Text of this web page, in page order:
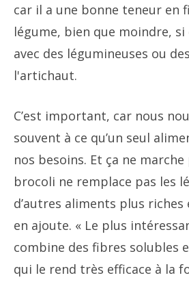
car il a une bonne teneur en
légume, bien que moindre,
avec des légumineuses ou
l'artichaut.
C’est important, car nous
souvent à ce qu’un seul
nos besoins. Et ça ne marche
brocoli ne remplace pas les
d’autres aliments plus
en ajoute. « Le plus
combine des fibres solubles
qui le rend très efficace à la